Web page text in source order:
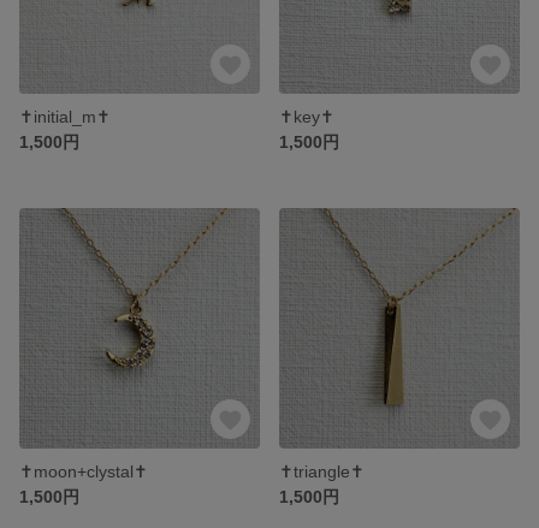
✝initial_m✝
1,500円
✝key✝
1,500円
✝moon+clystal✝
1,500円
✝triangle✝
1,500円